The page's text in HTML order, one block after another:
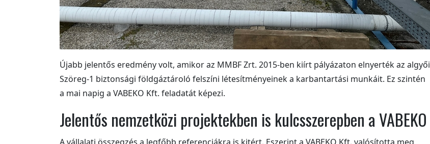
Újabb jelentős eredmény volt, amikor az MMBF Zrt. 2015-ben kiírt pályázaton elnyerték az algyői
Szöreg-1 biztonsági földgáztároló felszíni létesítményeinek a karbantartási munkáit. Ez szintén
a mai napig a VABEKO Kft. feladatát képezi.
Jelentős nemzetközi projektekben is kulcsszerepben a VABEKO